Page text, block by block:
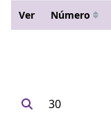
Ver Número
30